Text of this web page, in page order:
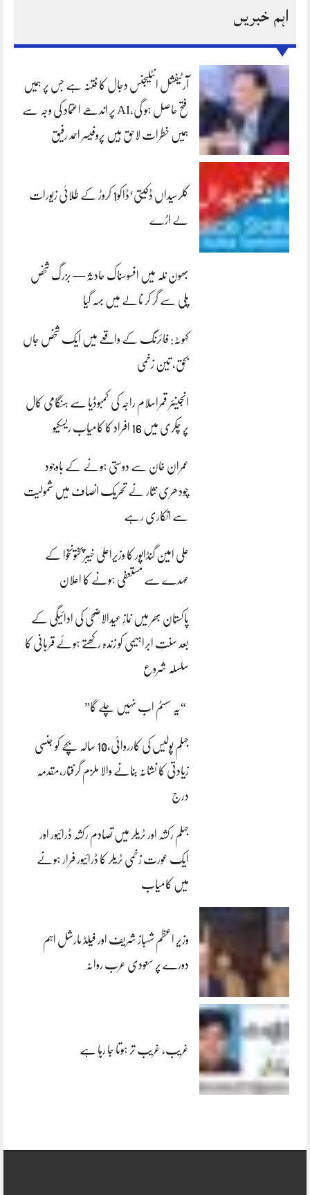
اہم خبریں
آرٹیفشل انٹلیجنس دجال کا فتنہ ہے جس پر ہمیں
فتح حاصل ہو گی،AI پر اندھے اعتماد کی وجہ سے
ہمیں خطرات لاحق ہیں پروفیسر احمد رفیق
کلرسیداں ڈکیتی‘ڈاکو1 کروڑ کے طلائی زیورات
لے اڑے
بھون نلہ میں افسوسناک حادثہ — بزرگ شخص
پلی سے گر کر نالے میں بہہ گیا
کہوٹہ: فائرنگ کے واقعے میں ایک شخص جاں
بحق، تین زخمی
انجینئر قمراسلام راجہ کی کمبوڈیا سے ہنگامی کال
پر چکری میں 16 افراد کا کامیاب ریسکیو
عمران خان سے دوستی ہونے کے باوجود
چودھری نثار نے تحریک انصاف میں شمولیت
سے انکاری رہے
علی امین گنڈاپور کا وزیراعلیٰ خیبرپختونخوا کے
عہدے سے مستعفی ہونے کا اعلان
پاکستان بھر میں نمازِ عیدالاضحی کی ادائیگی کے
بعد سنتِ ابراہیمی کو زندہ رکھتے ہوئے قربانی کا
سلسلہ شروع
“یہ سسٹم اب نہیں چلے گا”
جہلم پولیس کی کارروائی،10 سالہ بچے کو جنسی
زیادتی کا نشانہ بنانے والا ملزم گرفتار،مقدمہ
درج
جہلم رکشہ اور ٹریلر میں تصادم رکشہ ڈرائیور اور
ایک عورت زخمی ٹریلر کا ڈرائیور فرار ہونے
میں کامیاب
وزیر اعظم شہباز شریف اور فیلڈ مارشل اہم
دورے پر سعودی عرب روانہ
غریب، غریب تر ہوتا جا رہا ہے